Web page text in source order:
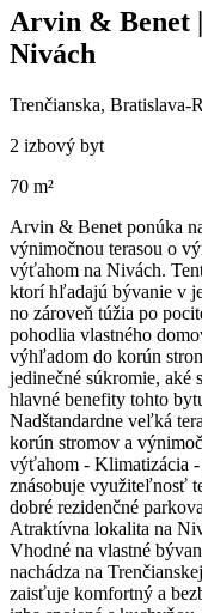
Arvin & Benet
Nivách
Trenčianska, Bratislava-
2 izbový byt
70 m²
Arvin & Benet ponúka
výnimočnou terasou o
výťahom na Nivách.
ktorí hľadajú bývanie v
no zároveň túžia po
pohodlia vlastného
výhľadom do korún
jedinečné súkromie, aké
hlavné benefity tohto
Nadštandardne veľká
korún stromov a
výťahom - Klimatizácia
znásobuje využiteľnosť
dobré rezidenčné
Atraktívna lokalita na
Vhodné na vlastné
nachádza na
zaisťuje komfortný a